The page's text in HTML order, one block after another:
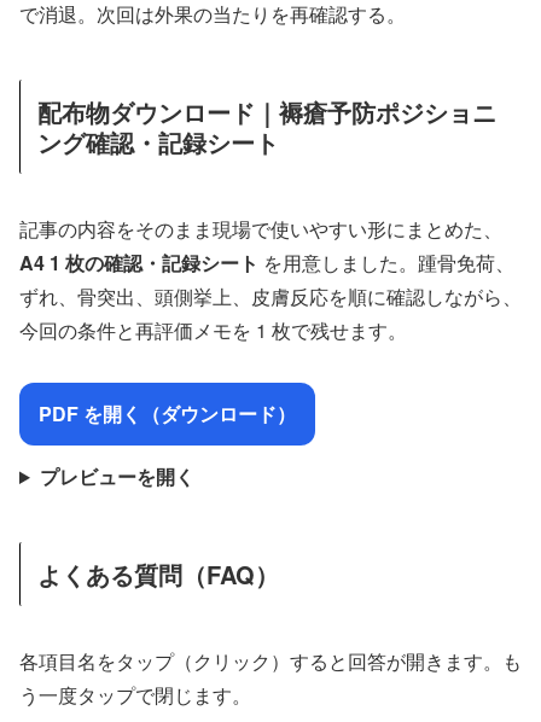
で消退。次回は外果の当たりを再確認する。
配布物ダウンロード｜褥瘡予防ポジショニ
ング確認・記録シート
記事の内容をそのまま現場で使いやすい形にまとめた、
A4 1 枚の確認・記録シート を用意しました。踵骨免荷、
ずれ、骨突出、頭側挙上、皮膚反応を順に確認しながら、
今回の条件と再評価メモを 1 枚で残せます。
PDF を開く（ダウンロード）
プレビューを開く
よくある質問（FAQ）
各項目名をタップ（クリック）すると回答が開きます。も
う一度タップで閉じます。